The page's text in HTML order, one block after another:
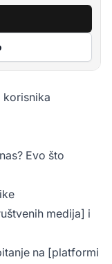
korisnika
Evo što
medija] i
na [platformi